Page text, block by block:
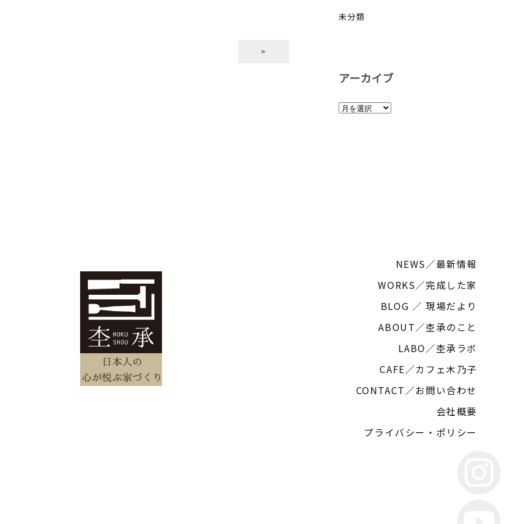
>
未分類
アーカイブ
ア
NEWS／最新情報
WORKS／完成した家
BLOG ／ 現場だより
ABOUT／杢承のこと
LABO／杢承ラボ
CAFE／カフェ木乃子
CONTACT／お問い合わせ
会社概要
プライバシー・ポリシー